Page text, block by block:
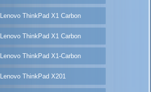
Lenovo ThinkPad X1 Carbon
Lenovo ThinkPad X1 Carbon
Lenovo ThinkPad X1-Carbon
Lenovo ThinkPad X201